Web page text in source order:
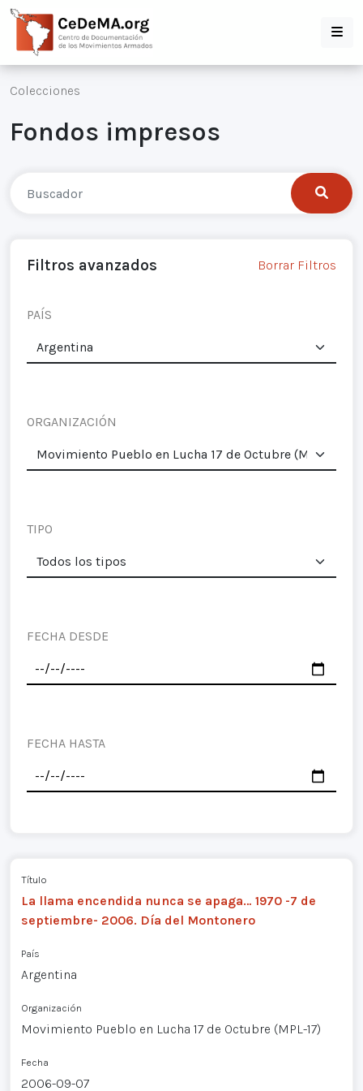
Colecciones
Fondos impresos
Filtros avanzados Borrar Filtros
PAÍS
ORGANIZACIÓN
TIPO
FECHA DESDE
FECHA HASTA
Título
La llama encendida nunca se apaga… 1970 -7 de
septiembre- 2006. Día del Montonero
País
Argentina
Organización
Movimiento Pueblo en Lucha 17 de Octubre (MPL-17)
Fecha
2006-09-07